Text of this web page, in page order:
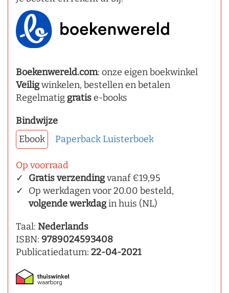
Boekenwereld.com: onze eigen boekwinkel
Veiligwinkelen, bestellen en betalen
Regelmatig gratise-books
Bindwijze
Ebook
Paperback Luisterboek
Op voorraad
Gratis verzendingvanaf €19,95
Op werkdagen voor 20.00 besteld,
volgende werkdagin huis (NL)
Taal: Nederlands
ISBN: 9789024593408
Publicatiedatum: 22-04-2021